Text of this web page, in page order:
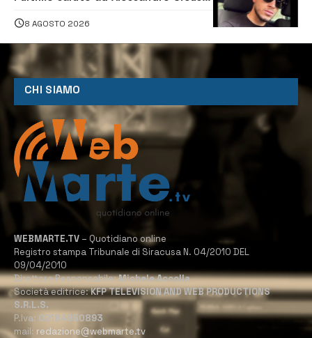
8 AGOSTO 2026
CHI SIAMO
WEBMARTE.TV – Quotidiano online
Registro stampa Tribunale di Siracusa N. 04/2010 DEL
09/04/2010
Direttore Responsabile:Michele Accolla
Società editrice:KFP TELEVISION AND WEB PRODUCTIONS
S.R.L.S.
P.Iva: 02184950893
mail: redazione@webmarte.tv